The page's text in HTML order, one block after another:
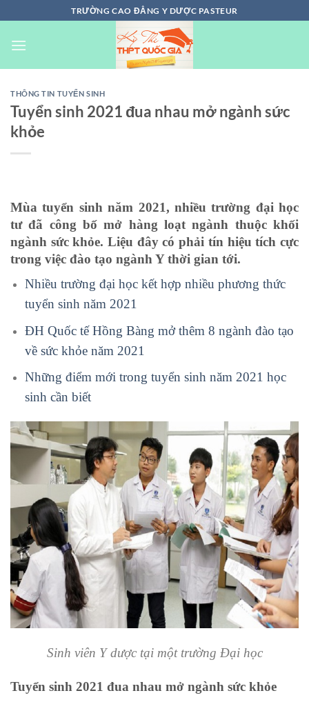
đến
nội
TRƯỜNG CAO ĐẲNG Y DƯỢC PASTEUR
THÔNG TIN TUYỂN SINH
Tuyển sinh 2021 đua nhau mở ngành sức
khỏe
Mùa tuyển sinh năm 2021, nhiều trường đại học
tư đã công bố mở hàng loạt ngành thuộc khối
ngành sức khỏe. Liệu đây có phải tín hiệu tích cực
trong việc đào tạo ngành Y thời gian tới.
Nhiều trường đại học kết hợp nhiều phương thức
tuyển sinh năm 2021
ĐH Quốc tế Hồng Bàng mở thêm 8 ngành đào tạo
về sức khỏe năm 2021
Những điểm mới trong tuyển sinh năm 2021 học
sinh cần biết
Sinh viên Y dược tại một trường Đại học
Tuyển sinh 2021 đua nhau mở ngành sức khỏe